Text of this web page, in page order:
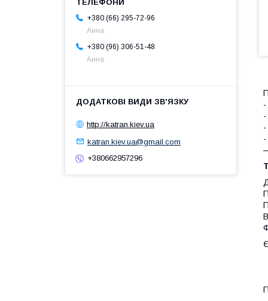
-
-
-
-
+380 (66) 295-72-96
Анна
+380 (96) 306-51-48
Анна
http://katran.kiev.ua
katran.kiev.ua@gmail.com
+380662957296